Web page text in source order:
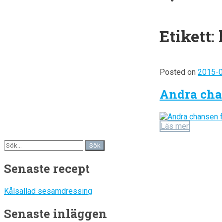
Etikett:
Posted on 2015-
Andra
Läs mer
Senaste recept
Kålsallad sesamdressing
Senaste inläggen